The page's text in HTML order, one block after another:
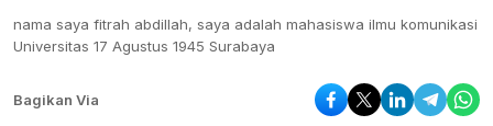
nama saya fitrah abdillah, saya adalah mahasiswa ilmu komunikasi
Universitas 17 Agustus 1945 Surabaya
Bagikan Via